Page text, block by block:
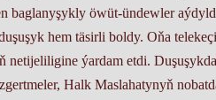
baglanyşykly öwüt-ündewler
hem täsirli boldy. Oňa
netijeliligine ýardam etdi.
Halk Maslahatynyň